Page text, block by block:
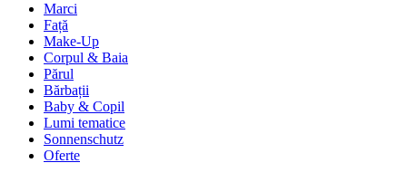
Marci
Față
Make-Up
Corpul & Baia
Părul
Bărbații
Baby & Copil
Lumi tematice
Sonnenschutz
Oferte